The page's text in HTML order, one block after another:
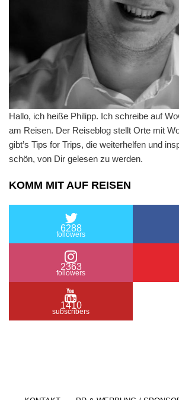
Hallo, ich heiße Philipp. Ich schreibe auf
am Reisen. Der Reiseblog stellt Orte mit
gibt’s Tips for Trips, die weiterhelfen und
schön, von Dir gelesen zu werden.
KOMM MIT AUF REISEN
6288
followers
2363
followers
1410
subscribers